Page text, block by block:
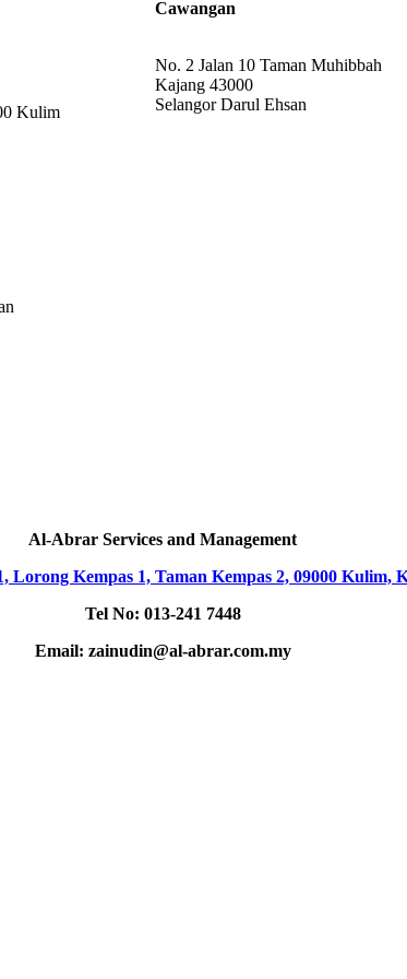
Kulim
Cawangan
No. 2 Jalan 10 Taman Muhibbah
Kajang 43000
Selangor Darul Ehsan
Al-Abrar Services and Management
Lorong Kempas 1, Taman Kempas 2, 09000 Kulim,
Tel No: 013-241 7448
Email: zainudin@al-abrar.com.my